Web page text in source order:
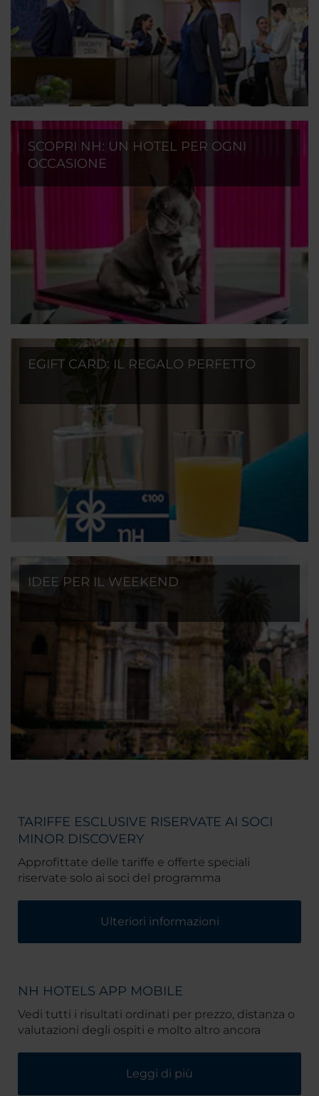
SCOPRI NH: UN HOTEL PER OGNI
OCCASIONE
EGIFT CARD: IL REGALO PERFETTO
IDEE PER IL WEEKEND
TARIFFE ESCLUSIVE RISERVATE AI SOCI
MINOR DISCOVERY
Approfittate delle tariffe e offerte speciali
riservate solo ai soci del programma
Ulteriori informazioni
NH HOTELS APP MOBILE
Vedi tutti i risultati ordinati per prezzo, distanza o
valutazioni degli ospiti e molto altro ancora
Leggi di più